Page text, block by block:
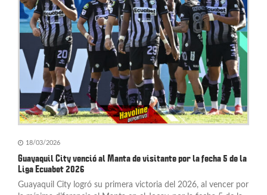
18/03/2026
Guayaquil City venció al Manta de visitante por la fecha 5 de la
Liga Ecuabet 2026
Guayaquil City logró su primera victoria del 2026, al vencer por